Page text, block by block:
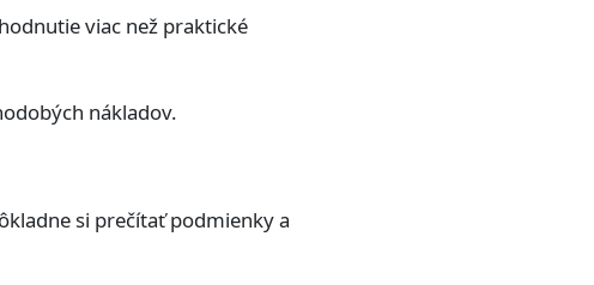
viac než praktické
nákladov.
si prečítať podmienky a